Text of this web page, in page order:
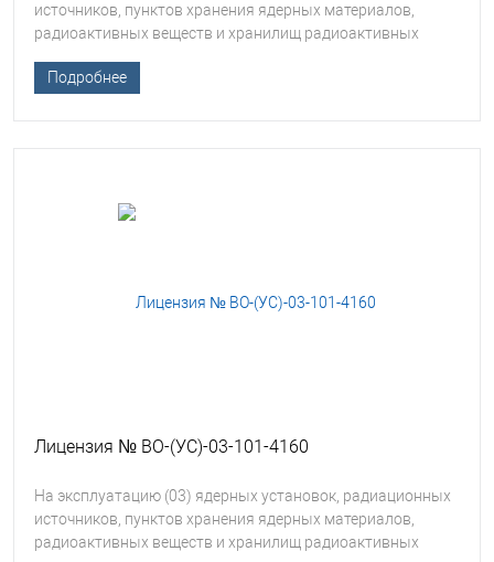
источников, пунктов хранения ядерных материалов,
радиоактивных веществ и хранилищ радиоактивных
Подробнее
Лицензия № ВО-(УС)-03-101-4160
На эксплуатацию (03) ядерных установок, радиационных
источников, пунктов хранения ядерных материалов,
радиоактивных веществ и хранилищ радиоактивных